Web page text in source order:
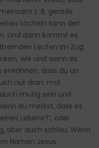
z. B. gerade
Lächeln kann den
Und dann kommt es
Leuten im Zug.
wie und wann es
dass du an
nur dran, mal
mutig sein und
du merkst, dass es
Lebens?“, oder
aber auch schlau. Wenn
Namen Jesus